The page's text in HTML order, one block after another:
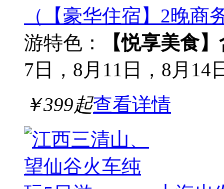
（【豪华住宿】2晚商
游特色：
【悦享美食
7日，8月11日，8月14
￥399起查看详情